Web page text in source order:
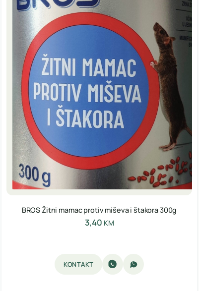
BROS Žitni mamac protiv miševa i štakora 300g
3,40 KM
KONTAKT